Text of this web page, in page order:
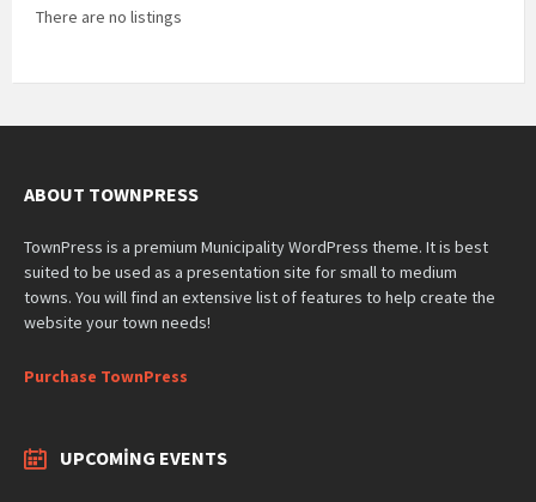
There are no listings
ABOUT TOWNPRESS
TownPress is a premium Municipality WordPress theme. It is best
suited to be used as a presentation site for small to medium
towns. You will find an extensive list of features to help create the
website your town needs!
Purchase TownPress
UPCOMING EVENTS